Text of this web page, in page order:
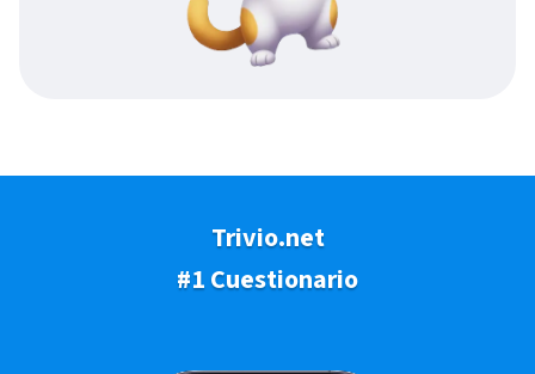
Trivio.net
#1 Cuestionario